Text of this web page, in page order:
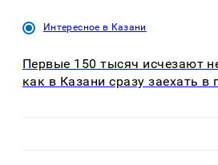
Интересное в Казани
Первые 150 тысяч исчезают
как в Казани сразу заехать в